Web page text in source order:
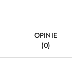
OPINIE
(0)